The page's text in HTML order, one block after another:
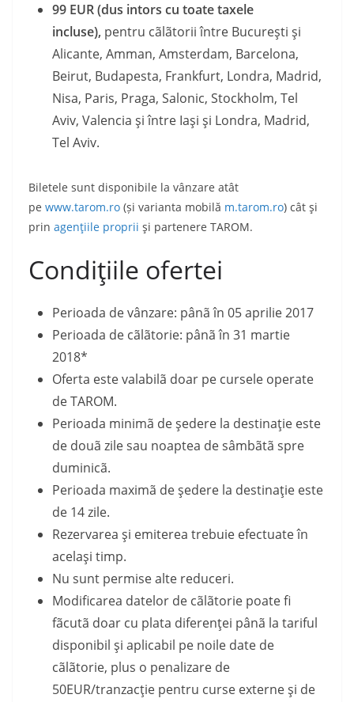
99 EUR (dus intors cu toate taxele
incluse), pentru cãlãtorii între Bucureşti şi
Alicante, Amman, Amsterdam, Barcelona,
Beirut, Budapesta, Frankfurt, Londra, Madrid,
Nisa, Paris, Praga, Salonic, Stockholm, Tel
Aviv, Valencia şi între Iaşi şi Londra, Madrid,
Tel Aviv.
Biletele sunt disponibile la vânzare atât
pe www.tarom.ro (și varianta mobilă m.tarom.ro) cât şi
prin agenţiile proprii şi partenere TAROM.
Condiţiile ofertei
Perioada de vânzare: pânã în 05 aprilie 2017
Perioada de cãlãtorie: pânã în 31 martie
2018*
Oferta este valabilã doar pe cursele operate
de TAROM.
Perioada minimã de şedere la destinaţie este
de douã zile sau noaptea de sâmbãtã spre
duminicã.
Perioada maximã de şedere la destinaţie este
de 14 zile.
Rezervarea şi emiterea trebuie efectuate în
acelaşi timp.
Nu sunt permise alte reduceri.
Modificarea datelor de cãlãtorie poate fi
fãcutã doar cu plata diferenţei pânã la tariful
disponibil şi aplicabil pe noile date de
cãlãtorie, plus o penalizare de
50EUR/tranzacţie pentru curse externe şi de